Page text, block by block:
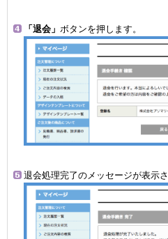
「退会」 ボタンを押します。
退会処理完了のメッセージが表示